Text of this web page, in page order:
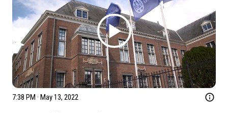
7:38 PM · May 13, 2022